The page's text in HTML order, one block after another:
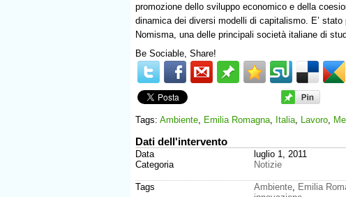
promozione dello sviluppo economico e della
dinamica dei diversi modelli di capitalismo. E’
Nomisma, una delle principali società italiane di
Be Sociable, Share!
Tags: Ambiente, Emilia Romagna, Italia, Lavoro,
Dati dell'intervento
Data
Categoria
luglio 1, 2011
Notizie
Tags Ambiente, Emilia